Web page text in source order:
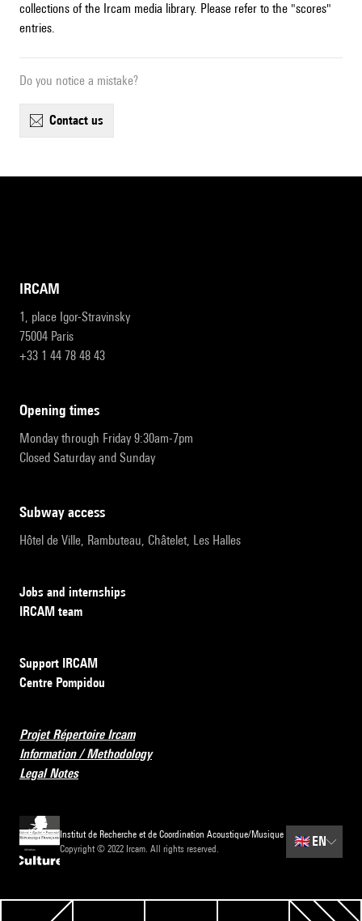
collections of the Ircam media library. Please refer to the "scores"
entries.
Do you notice a mistake?
contact us
IRCAM
1, place Igor-Stravinsky
75004 Paris
+33 1 44 78 48 43
opening times
Monday through Friday 9:30am-7pm
Closed Saturday and Sunday
subway access
Hôtel de Ville, Rambuteau, Châtelet, Les Halles
Jobs and internships
IRCAM team
Support IRCAM
Centre Pompidou
Projet Répertoire Ircam
Information / Methodology
Legal Notes
Institut de Recherche et de Coordination Acoustique/Musique
Copyright © 2022 Ircam. All rights reserved.
🇬🇧 EN